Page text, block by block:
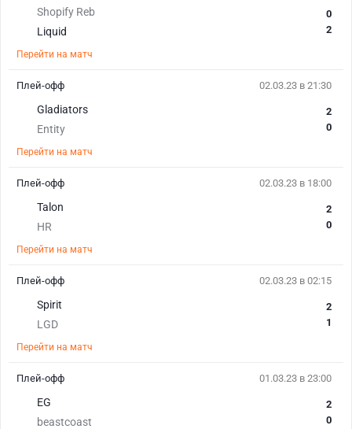
Shopify Reb
Liquid
0
2
Перейти на матч
02.03.23 в 21:30
Gladiators
Entity
2
0
Перейти на матч
Плей-офф
02.03.23 в 18:00
Talon
HR
2
0
Перейти на матч
Плей-офф
02.03.23 в 02:15
Spirit
LGD
2
1
Перейти на матч
Плей-офф
01.03.23 в 23:00
EG
beastcoast
2
0
Плей-офф